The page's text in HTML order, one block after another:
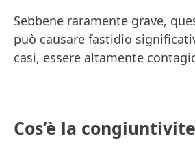
Sebbene raramente grave,
può causare fastidio
casi, essere altamente
Cos’è la congiuntivite